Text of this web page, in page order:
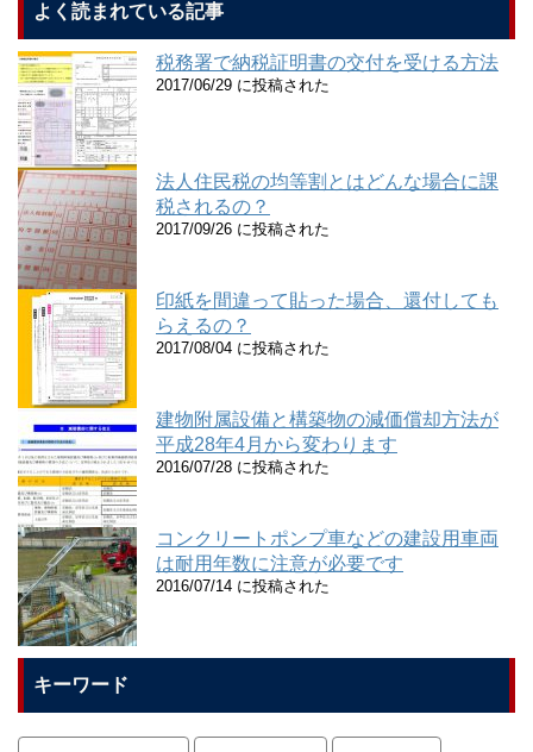
よく読まれている記事
税務署で納税証明書の交付を受ける方法
2017/06/29 に投稿された
法人住民税の均等割とはどんな場合に課
税されるの？
2017/09/26 に投稿された
印紙を間違って貼った場合、還付しても
らえるの？
2017/08/04 に投稿された
建物附属設備と構築物の減価償却方法が
平成28年4月から変わります
2016/07/28 に投稿された
コンクリートポンプ車などの建設用車両
は耐用年数に注意が必要です
2016/07/14 に投稿された
キーワード